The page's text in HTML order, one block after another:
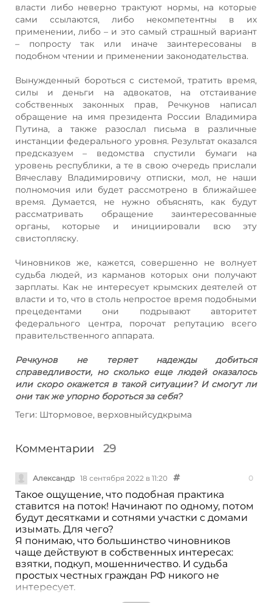
власти либо неверно трактуют нормы, на которые
сами ссылаются, либо некомпетентны в их
применении, либо – и это самый страшный вариант
– попросту так или иначе заинтересованы в
подобном чтении и применении законодательства.
Вынужденный бороться с системой, тратить время,
силы и деньги на адвокатов, на отстаивание
собственных законных прав, Речкунов написал
обращение на имя президента России Владимира
Путина, а также разослал письма в различные
инстанции федерального уровня. Результат оказался
предсказуем – ведомства спустили бумаги на
уровень республики, а те в свою очередь прислали
Вячеславу Владимировичу отписки, мол, не наши
полномочия или будет рассмотрено в ближайшее
время. Думается, не нужно объяснять, как будут
рассматривать обращение заинтересованные
органы, которые и инициировали всю эту
свистопляску.
Чиновников же, кажется, совершенно не волнует
судьба людей, из карманов которых они получают
зарплаты. Как не интересует крымских деятелей от
власти и то, что в столь непростое время подобными
прецедентами они подрывают авторитет
федерального центра, порочат репутацию всего
правительственного аппарата.
Речкунов не теряет надежды добиться
справедливости, но сколько еще людей оказалось
или скоро окажется в такой ситуации? И смогут ли
они так же упорно бороться за себя?
Теги: Штормовое, верховныйсудкрыма
Комментарии 29
Александр 18 сентября 2022 в 11:20 0
Такое ощущение, что подобная практика
ставится на поток! Начинают по одному, потом
будут десятками и сотнями участки с домами
изымать. Для чего?
Я понимаю, что большинство чиновников
чаще действуют в собственных интересах:
взятки, подкуп, мошенничество. И судьба
простых честных граждан РФ никого не
интересует.